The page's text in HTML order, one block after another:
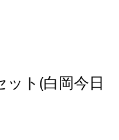
ット(白岡今日